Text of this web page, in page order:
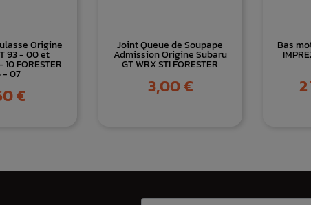
Origine
93 - 00 et
FORESTER
- 07
€
Joint Queue de Soupape
Admission Origine Subaru
GT WRX STI FORESTER
Prix
3,00 €
Bas